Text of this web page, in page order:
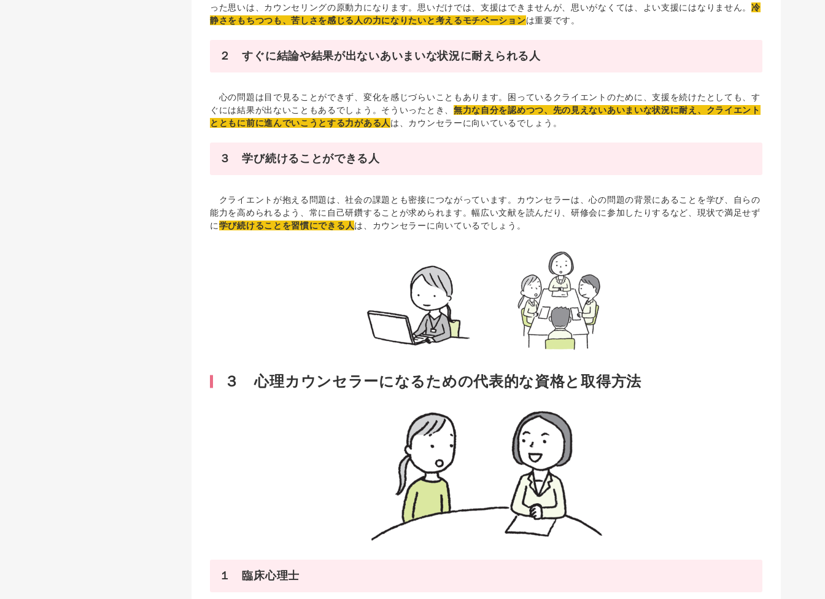
った思いは、カウンセリングの原動力になります。思いだけでは、支援はできませんが、思いがなくては、よい支援にはなりません。 冷
静さをもちつつも、苦しさを感じる人の力になりたいと考えるモチベーションは重要です。
２ すぐに結論や結果が出ないあいまいな状況に耐えられる人
心の問題は目で見ることができず、変化を感じづらいこともあります。困っているクライエントのために、支援を続けたとしても、す
ぐには結果が出ないこともあるでしょう。そういったとき、 無力な自分を認めつつ、先の見えないあいまいな状況に耐え、クライエント
とともに前に進んでいこうとする力がある人 は、カウンセラーに向いているでしょう。
３ 学び続けることができる人
クライエントが抱える問題は、社会の課題とも密接につながっています。カウンセラーは、心の問題の背景にあることを学び、自らの
能力を高められるよう、常に自己研鑽することが求められます。幅広い文献を読んだり、研修会に参加したりするなど、現状で満足せず
に学び続けることを習慣にできる人は、カウンセラーに向いているでしょう。
３ 心理カウンセラーになるための代表的な資格と取得方法
１ 臨床心理士